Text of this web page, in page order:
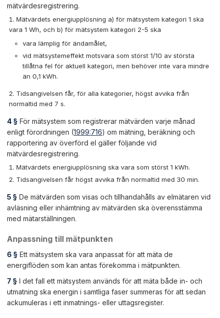
mätvärdesregistrering.
Mätvärdets energiupplösning a) för mätsystem kategori 1 ska
vara 1 Wh, och b) för mätsystem kategori 2-5 ska
vara lämplig för ändamålet,
vid mätsystemeffekt motsvara som störst 1/10 av största
tillåtna fel för aktuell kategori, men behöver inte vara mindre
än 0,1 kWh.
Tidsangivelsen får, för alla kategorier, högst avvika från
normaltid med 7 s.
4 § För mätsystem som registrerar mätvärden varje månad
enligt förordningen (1999:716) om mätning, beräkning och
rapportering av överförd el gäller följande vid
mätvärdesregistrering.
Mätvärdets energiupplösning ska vara som störst 1 kWh.
Tidsangivelsen får högst avvika från normaltid med 30 min.
5 § De mätvärden som visas och tillhandahålls av elmätaren vid
avläsning eller inhämtning av mätvärden ska överensstämma
med mätarställningen.
Anpassning till mätpunkten
6 § Ett mätsystem ska vara anpassat för att mäta de
energiflöden som kan antas förekomma i mätpunkten.
7 § I det fall ett mätsystem används för att mäta både in- och
utmatning ska energin i samtliga faser summeras för att sedan
ackumuleras i ett inmatnings- eller uttagsregister.